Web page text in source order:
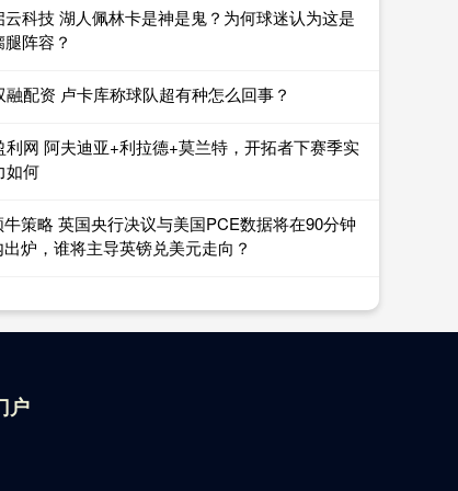
云科技 湖人佩林卡是神是鬼？为何球迷认为这是
腿阵容？
融配资 卢卡库称球队超有种怎么回事？
利网 阿夫迪亚+利拉德+莫兰特，开拓者下赛季实
如何
牛策略 英国央行决议与美国PCE数据将在90分钟
出炉，谁将主导英镑兑美元走向？
户